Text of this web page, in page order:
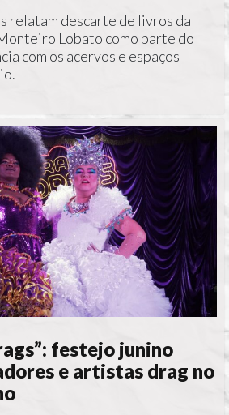
relatam descarte de livros da
Lobato como parte do
com os acervos e espaços
festejo junino
e artistas drag no